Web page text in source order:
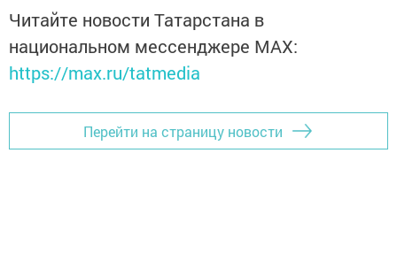
Читайте новости Татарстана в
национальном мессенджере MАХ:
https://max.ru/tatmedia
Перейти на страницу новости